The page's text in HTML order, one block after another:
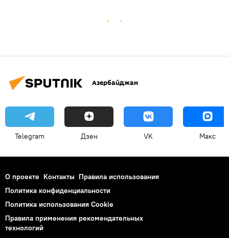
Азербайджан
Telegram Дзен VK Макс
О проекте Контакты Правила использования
Политика конфиденциальности
Политика использования Cookie
Правила применения рекомендательных
технологий